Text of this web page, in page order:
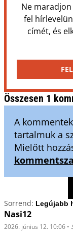
Ne maradjon
fel
címét, és
Összesen 1
A
tartalmuk a
Mielőtt
Sorrend:
Nasi12
2026. június 12. 10:06 •